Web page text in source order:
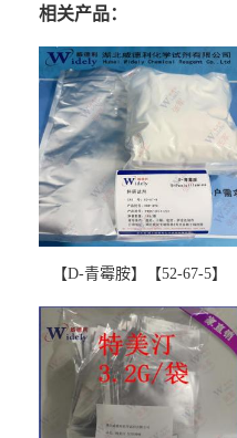
相关产品：
【D-青霉胺】【52-67-5】
图谱检测方法现货供应咨询
张军52-67-5